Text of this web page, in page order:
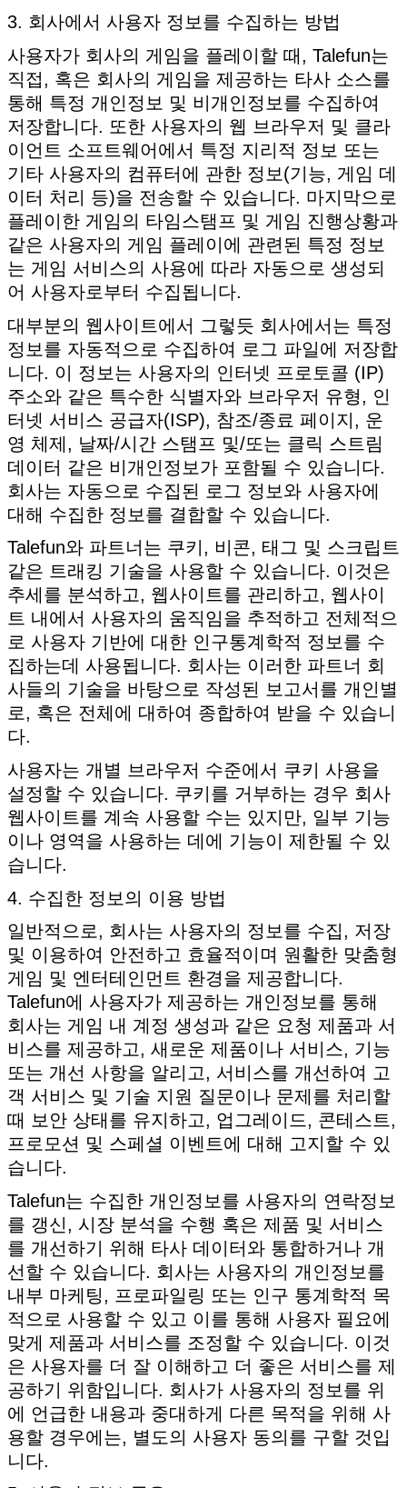
3. 회사에서 사용자 정보를 수집하는 방법
사용자가 회사의 게임을 플레이할 때, Talefun는
직접, 혹은 회사의 게임을 제공하는 타사 소스를
통해 특정 개인정보 및 비개인정보를 수집하여
저장합니다. 또한 사용자의 웹 브라우저 및 클라
이언트 소프트웨어에서 특정 지리적 정보 또는
기타 사용자의 컴퓨터에 관한 정보(기능, 게임 데
이터 처리 등)을 전송할 수 있습니다. 마지막으로
플레이한 게임의 타임스탬프 및 게임 진행상황과
같은 사용자의 게임 플레이에 관련된 특정 정보
는 게임 서비스의 사용에 따라 자동으로 생성되
어 사용자로부터 수집됩니다.
대부분의 웹사이트에서 그렇듯 회사에서는 특정
정보를 자동적으로 수집하여 로그 파일에 저장합
니다. 이 정보는 사용자의 인터넷 프로토콜 (IP)
주소와 같은 특수한 식별자와 브라우저 유형, 인
터넷 서비스 공급자(ISP), 참조/종료 페이지, 운
영 체제, 날짜/시간 스탬프 및/또는 클릭 스트림
데이터 같은 비개인정보가 포함될 수 있습니다.
회사는 자동으로 수집된 로그 정보와 사용자에
대해 수집한 정보를 결합할 수 있습니다.
Talefun와 파트너는 쿠키, 비콘, 태그 및 스크립트
같은 트래킹 기술을 사용할 수 있습니다. 이것은
추세를 분석하고, 웹사이트를 관리하고, 웹사이
트 내에서 사용자의 움직임을 추적하고 전체적으
로 사용자 기반에 대한 인구통계학적 정보를 수
집하는데 사용됩니다. 회사는 이러한 파트너 회
사들의 기술을 바탕으로 작성된 보고서를 개인별
로, 혹은 전체에 대하여 종합하여 받을 수 있습니
다.
사용자는 개별 브라우저 수준에서 쿠키 사용을
설정할 수 있습니다. 쿠키를 거부하는 경우 회사
웹사이트를 계속 사용할 수는 있지만, 일부 기능
이나 영역을 사용하는 데에 기능이 제한될 수 있
습니다.
4. 수집한 정보의 이용 방법
일반적으로, 회사는 사용자의 정보를 수집, 저장
및 이용하여 안전하고 효율적이며 원활한 맞춤형
게임 및 엔터테인먼트 환경을 제공합니다.
Talefun에 사용자가 제공하는 개인정보를 통해
회사는 게임 내 계정 생성과 같은 요청 제품과 서
비스를 제공하고, 새로운 제품이나 서비스, 기능
또는 개선 사항을 알리고, 서비스를 개선하여 고
객 서비스 및 기술 지원 질문이나 문제를 처리할
때 보안 상태를 유지하고, 업그레이드, 콘테스트,
프로모션 및 스페셜 이벤트에 대해 고지할 수 있
습니다.
Talefun는 수집한 개인정보를 사용자의 연락정보
를 갱신, 시장 분석을 수행 혹은 제품 및 서비스
를 개선하기 위해 타사 데이터와 통합하거나 개
선할 수 있습니다. 회사는 사용자의 개인정보를
내부 마케팅, 프로파일링 또는 인구 통계학적 목
적으로 사용할 수 있고 이를 통해 사용자 필요에
맞게 제품과 서비스를 조정할 수 있습니다. 이것
은 사용자를 더 잘 이해하고 더 좋은 서비스를 제
공하기 위함입니다. 회사가 사용자의 정보를 위
에 언급한 내용과 중대하게 다른 목적을 위해 사
용할 경우에는, 별도의 사용자 동의를 구할 것입
니다.